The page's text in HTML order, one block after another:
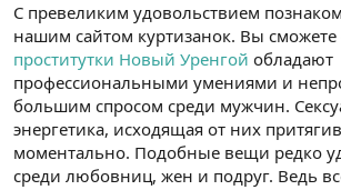
С превеликим удовольствием
нашим сайтом куртизанок. Вы сможете
проститутки Новый Уренгой обладают
профессиональными умениями и
большим спросом среди мужчин.
энергетика, исходящая от них
моментально. Подобные вещи редко
среди любовниц, жен и подруг. Ведь